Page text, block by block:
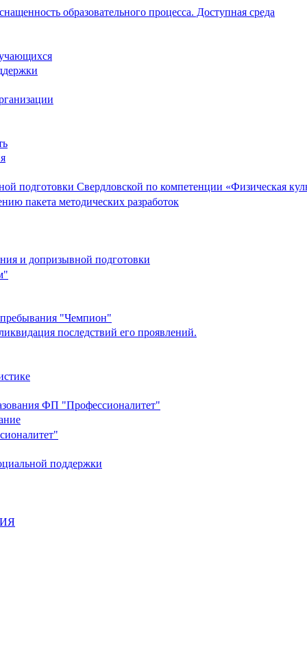
образовательного процесса. Доступная среда
подготовки Свердловской по компетенции «Физическая
пакета методических разработок
и допризывной подготовки
пребывания "Чемпион"
последствий его проявлений.
ФП "Профессионалитет"
поддержки